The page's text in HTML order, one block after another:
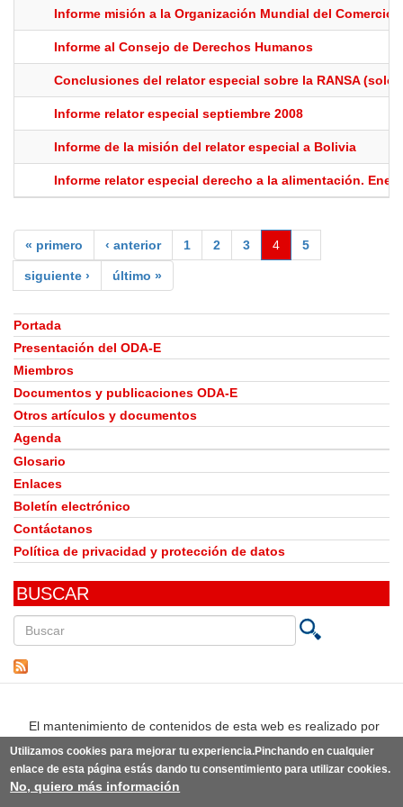
Informe misión a la Organización Mundial del Comercio
Informe al Consejo de Derechos Humanos
Conclusiones del relator especial sobre la RANSA (solo
Informe relator especial septiembre 2008
Informe de la misión del relator especial a Bolivia
Informe relator especial derecho a la alimentación.
« primero ‹ anterior 1 2 3 4 5
siguiente › último »
Portada
Presentación del ODA-E
Miembros
Documentos y publicaciones ODA-E
Otros artículos y documentos
Agenda
Glosario
Enlaces
Boletín electrónico
Contáctanos
Política de privacidad y protección de datos
BUSCAR
en
El mantenimiento de contenidos de esta web es realizado por
Utilizamos cookies para mejorar tu experiencia.Pinchando en cualquier
enlace de esta página estás dando tu consentimiento para utilizar cookies.
No, quiero más información